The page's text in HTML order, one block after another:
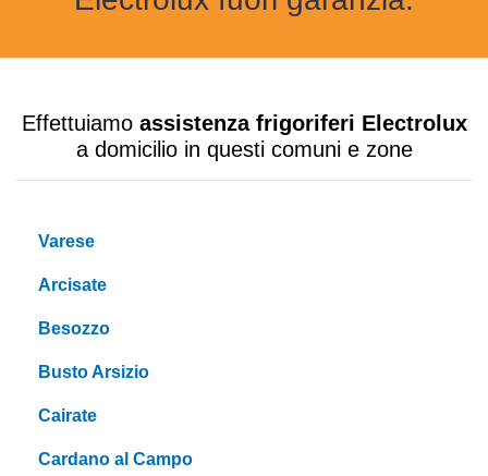
Effettuiamo assistenza frigoriferi Electrolux
a domicilio in questi comuni e zone
Varese
Arcisate
Besozzo
Busto Arsizio
Cairate
Cardano al Campo